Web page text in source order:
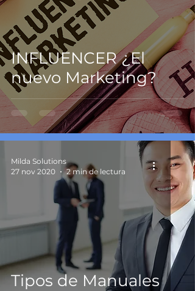
INFLUENCER ¿El
nuevo Marketing?
Tipos de Manuales
Milda Solutions
27 nov 2020
2 min de lectura